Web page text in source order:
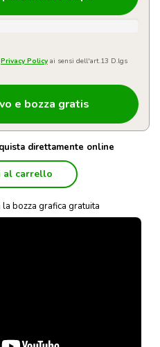
Privacy Policy ai sensi dell'art.13 D.lgs
direttamente online
al carrello
bozza grafica gratuita